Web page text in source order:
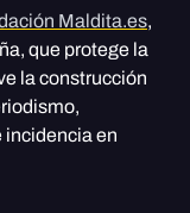
Maldita.es,
que protege la
la construcción
incidencia en